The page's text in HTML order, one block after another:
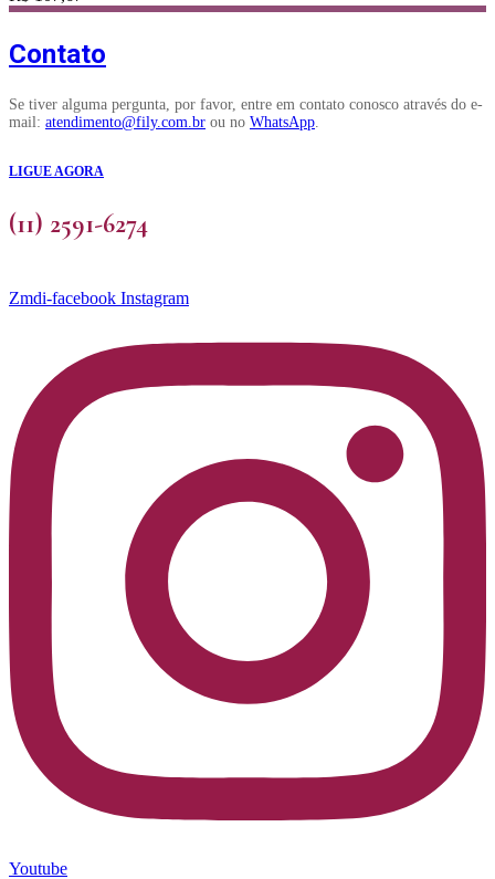
Contato
Se tiver alguma pergunta, por favor, entre em contato conosco através do e-
mail: atendimento@fily.com.br ou no WhatsApp.
LIGUE AGORA
(11) 2591-6274
Zmdi-facebook Instagram
Youtube